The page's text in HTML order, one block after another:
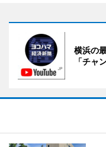
横浜の
「チャ